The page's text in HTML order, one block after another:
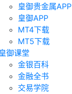
皇御贵金属APP
皇御APP
MT4下载
MT5下载
皇御课堂
金银百科
金融全书
交易学院